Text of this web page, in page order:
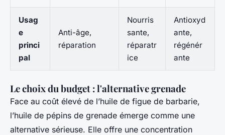
Usag
e
princi
pal
Anti-âge,
réparation
Nourris
sante,
réparatr
ice
Antioxyd
ante,
régénér
ante
Le choix du budget : l'alternative grenade
Face au coût élevé de l’huile de figue de barbarie,
l’huile de pépins de grenade émerge comme une
alternative sérieuse. Elle offre une concentration